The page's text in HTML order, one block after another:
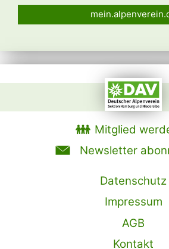
Mitglied
Newsletter
Datenschutz
Impressum
AGB
Kontakt